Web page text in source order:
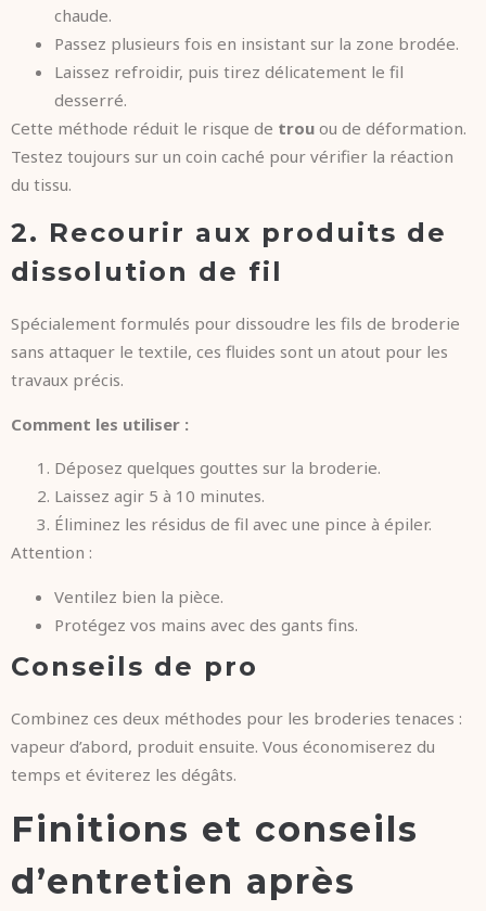
chaude.
Passez plusieurs fois en insistant sur la zone brodée.
Laissez refroidir, puis tirez délicatement le fil
desserré.
Cette méthode réduit le risque de trou ou de déformation.
Testez toujours sur un coin caché pour vérifier la réaction
du tissu.
2. Recourir aux produits de
dissolution de fil
Spécialement formulés pour dissoudre les fils de broderie
sans attaquer le textile, ces fluides sont un atout pour les
travaux précis.
Comment les utiliser :
Déposez quelques gouttes sur la broderie.
Laissez agir 5 à 10 minutes.
Éliminez les résidus de fil avec une pince à épiler.
Attention :
Ventilez bien la pièce.
Protégez vos mains avec des gants fins.
Conseils de pro
Combinez ces deux méthodes pour les broderies tenaces :
vapeur d’abord, produit ensuite. Vous économiserez du
temps et éviterez les dégâts.
Finitions et conseils
d’entretien après